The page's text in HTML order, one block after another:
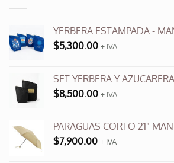
se
pueden
página
producto
se
la
YERBERA ESTAMPADA -
$5,300.00 + IVA
SET YERBERA Y
$8,500.00 + IVA
PARAGUAS CORTO 21"
$7,900.00 + IVA